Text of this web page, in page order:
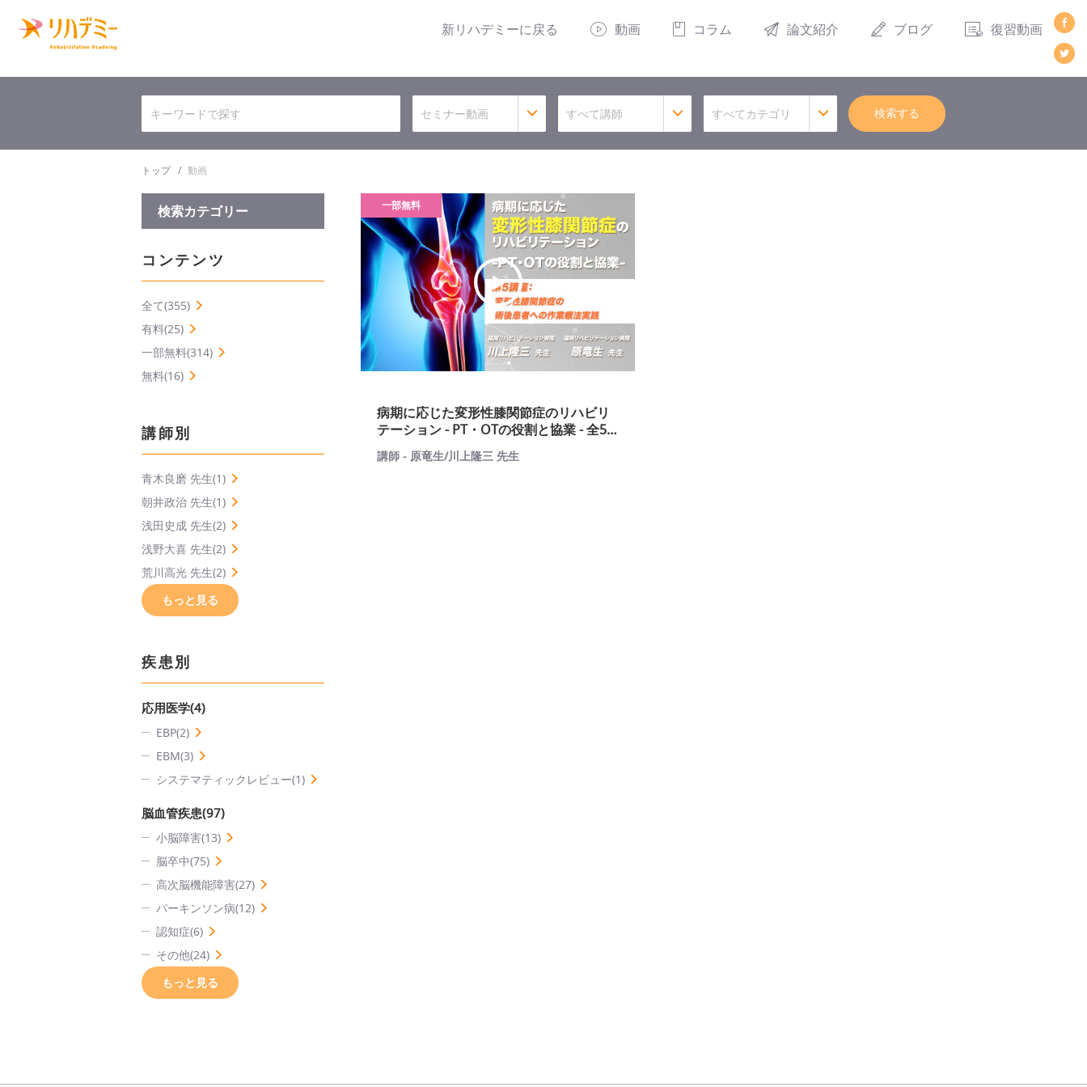
新リハデミーに戻る 動画 コラム 論文紹介 ブログ 復習動画
セミナー動画 すべて講師 すべてカテゴリ 検索する
トップ 動画
検索カテゴリー
コンテンツ
全て(355)
有料(25)
一部無料(314)
無料(16)
講師別
青木良磨 先生(1)
朝井政治 先生(1)
浅田史成 先生(2)
浅野大喜 先生(2)
荒川高光 先生(2)
もっと見る
疾患別
応用医学(4)
EBP(2)
EBM(3)
システマティックレビュー(1)
脳血管疾患(97)
小脳障害(13)
脳卒中(75)
高次脳機能障害(27)
パーキンソン病(12)
認知症(6)
その他(24)
もっと見る
一部無料
病期に応じた変形性膝関節症のリハビリ
テーション - PT・OTの役割と協業 - 全5
回講座 第5回
講師 - 原竜生/川上隆三 先生